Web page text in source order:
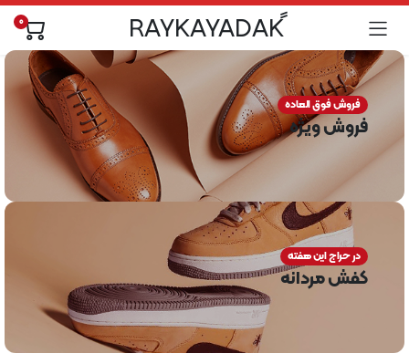
ًRAYKAYADAK 0
فروش فوق العاده
فروش ویژه
در حراج این هفته
کفش مردانه